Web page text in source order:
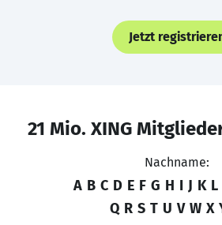
Jetzt
21 Mio. XING
Nachname:
A B C D E F G H I J K L
Q R S T U V W X